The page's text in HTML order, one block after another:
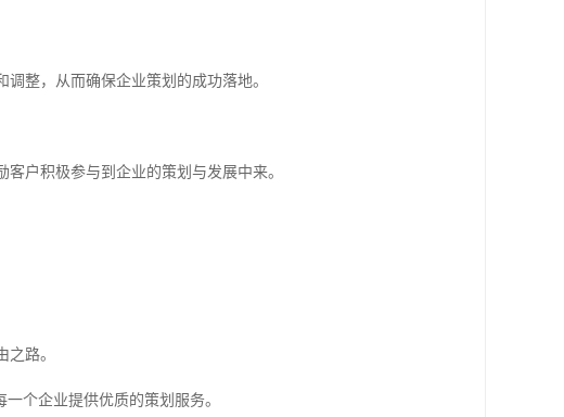
整，从而确保企业策划的成功落地。
户积极参与到企业的策划与发展中来。
路。
个企业提供优质的策划服务。